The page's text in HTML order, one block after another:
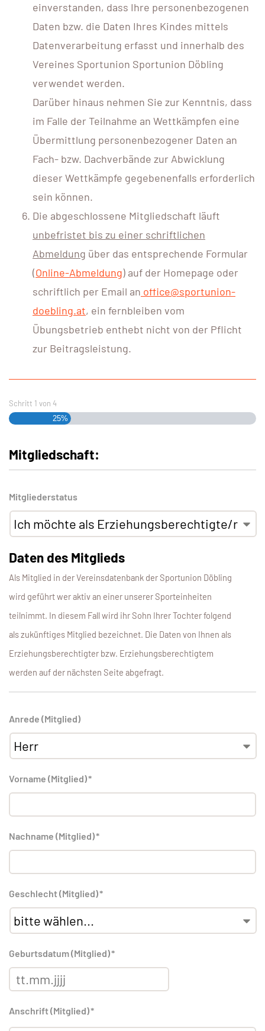
einverstanden, dass Ihre personenbezogenen
Daten bzw. die Daten Ihres Kindes mittels
Datenverarbeitung erfasst und innerhalb des
Vereines Sportunion Sportunion Döbling
verwendet werden.
Darüber hinaus nehmen Sie zur Kenntnis, dass
im Falle der Teilnahme an Wettkämpfen eine
Übermittlung personenbezogener Daten an
Fach- bzw. Dachverbände zur Abwicklung
dieser Wettkämpfe gegebenenfalls erforderlich
sein können.
Die abgeschlossene Mitgliedschaft läuft
unbefristet bis zu einer schriftlichen
Abmeldung über das entsprechende Formular
(Online-Abmeldung) auf der Homepage oder
schriftlich per Email an office@sportunion-
doebling.at, ein fernbleiben vom
Übungsbetrieb enthebt nicht von der Pflicht
zur Beitragsleistung.
Schritt 1 von 4
25%
Mitgliedschaft:
Mitgliederstatus
Daten des Mitglieds
Als Mitglied in der Vereinsdatenbank der Sportunion Döbling
wird geführt wer aktiv an einer unserer Sporteinheiten
teilnimmt. In diesem Fall wird ihr Sohn Ihrer Tochter folgend
als zukünftiges Mitglied bezeichnet. Die Daten von Ihnen als
Erziehungsberechtigter bzw. Erziehungsberechtigtem
werden auf der nächsten Seite abgefragt.
Anrede (Mitglied)
Vorname (Mitglied)*
Nachname (Mitglied)*
Geschlecht (Mitglied)*
Geburtsdatum (Mitglied)*
Anschrift (Mitglied)*